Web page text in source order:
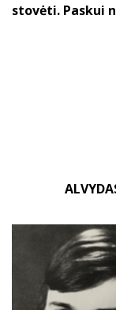
stovėti. Paskui